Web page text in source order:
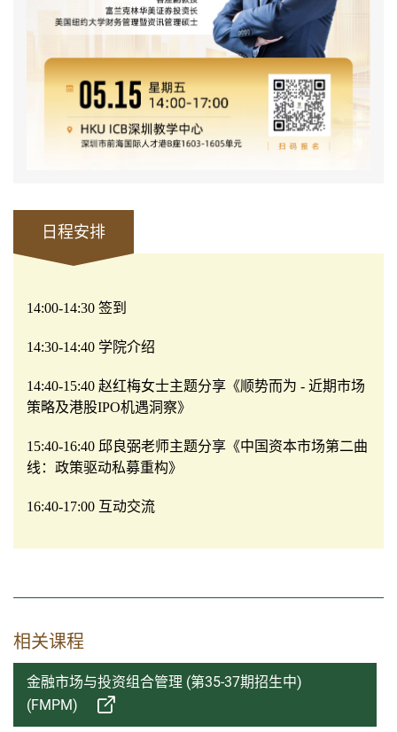
日程安排
14:00-14:30 签到
14:30-14:40 学院介绍
14:40-15:40 赵红梅女士主题分享《顺势而为 - 近期市场
策略及港股IPO机遇洞察》
15:40-16:40 邱良弼老师主题分享《中国资本市场第二曲
线：政策驱动私募重构》
16:40-17:00 互动交流
相关课程
金融市场与投资组合管理 (第35-37期招生中)
(FMPM)